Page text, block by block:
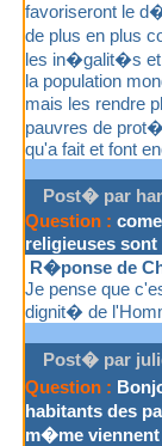
favoriseront le
de plus en plus
les in�galit�s et
la population
mais les rendre
pauvres de
qu'a fait et font
Post� par
Question :
religieuses
R�ponse de
Je pense que
dignit� de
Post� par
Question :
habitants des
m�me